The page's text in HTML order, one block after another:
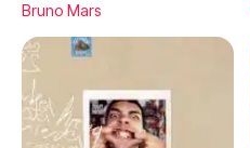
Bruno Mars